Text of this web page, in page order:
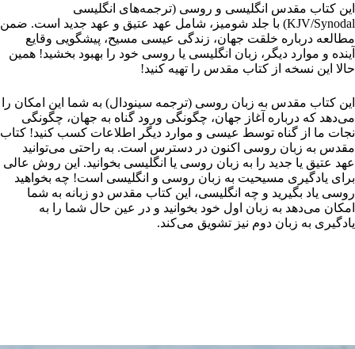
این کتاب مقدس انگلیسی و روسی (ترجمه‌های انگلیسی
KJV/Synodal) با جلد شومیز، شامل عهد عتیق و عهد جدید است. ضمن
مطالعه درباره خلقت جهان، زندگی عیسی مسیح، پیشگویی وقایع
آینده و موارد دیگر، زبان انگلیسی یا روسی خود را بهبود بخشید! همین
حالا این نسخه از کتاب مقدس را تهیه کنید!
این کتاب مقدس به زبان روسی (ترجمه سینودال) به شما این امکان را
می‌دهد که درباره آغاز جهان، چگونگی ورود گناه به جهان، چگونگی
نجات ما از گناه توسط عیسی و موارد دیگر اطلاعات کسب کنید! کتاب
مقدس به زبان روسی اکنون در دسترس است. به راحتی می‌توانید
عهد عتیق یا جدید را به زبان روسی یا انگلیسی بخوانید. این روش عالی
برای یادگیری مسیحیت به زبان روسی و انگلیسی است! چه بخواهید
روسی یاد بگیرید و چه انگلیسی، این کتاب مقدس دو زبانه به شما
امکان می‌دهد به زبان اول خود بخوانید و در عین حال شما را به
یادگیری به زبان دوم نیز تشویق می‌کند.